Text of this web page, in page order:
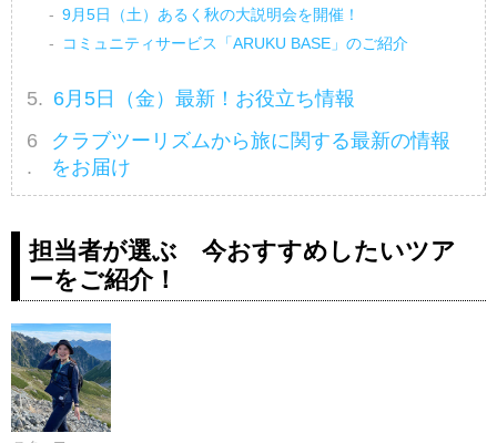
9月5日（土）あるく秋の大説明会を開催！
コミュニティサービス「ARUKU BASE」のご紹介
6月5日（金）最新！お役立ち情報
クラブツーリズムから旅に関する最新の情報
をお届け
担当者が選ぶ 今おすすめしたいツア
ーをご紹介！